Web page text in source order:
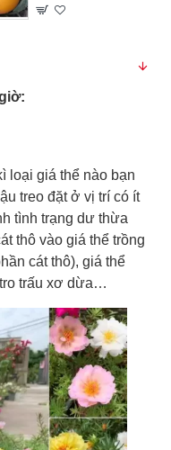
loại giá thể nào bạn
treo đặt ở vị trí có ít
tình trạng dư thừa
thô vào giá thể trồng
cát thô), giá thể
trấu xơ dừa…